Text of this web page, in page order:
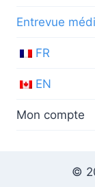
Entrevue
FR
EN
Mon compte
©